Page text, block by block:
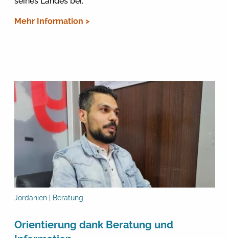
Mehr Information >
Jordanien | Beratung
Orientierung dank Beratung und